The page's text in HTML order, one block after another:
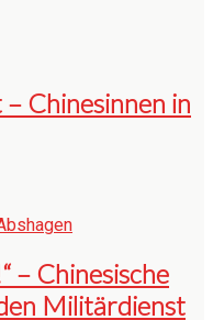
Chinesinnen in
– Chinesische
Militärdienst